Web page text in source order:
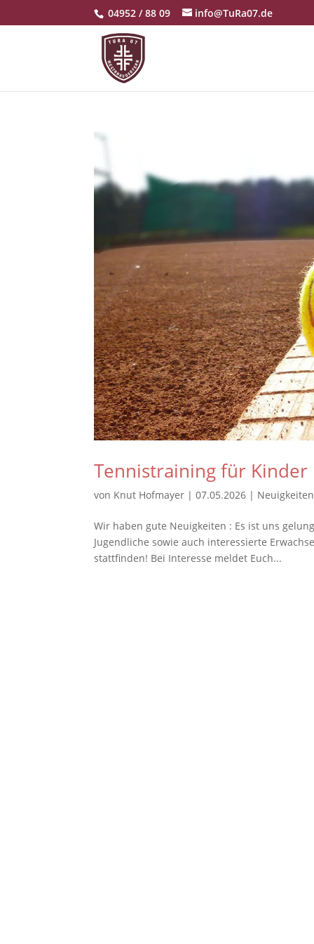
04952 / 88 09 info@TuRa07.de
Tennistraining für Kinder
von Knut Hofmayer |07.05.2026 | Neuigkeiten
Wir haben gute Neuigkeiten : Es ist uns
Jugendliche sowie auch interessierte
stattfinden! Bei Interesse meldet Euch...